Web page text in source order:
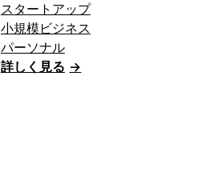
スタートアップ
小規模ビジネス
パーソナル
詳しく見る →